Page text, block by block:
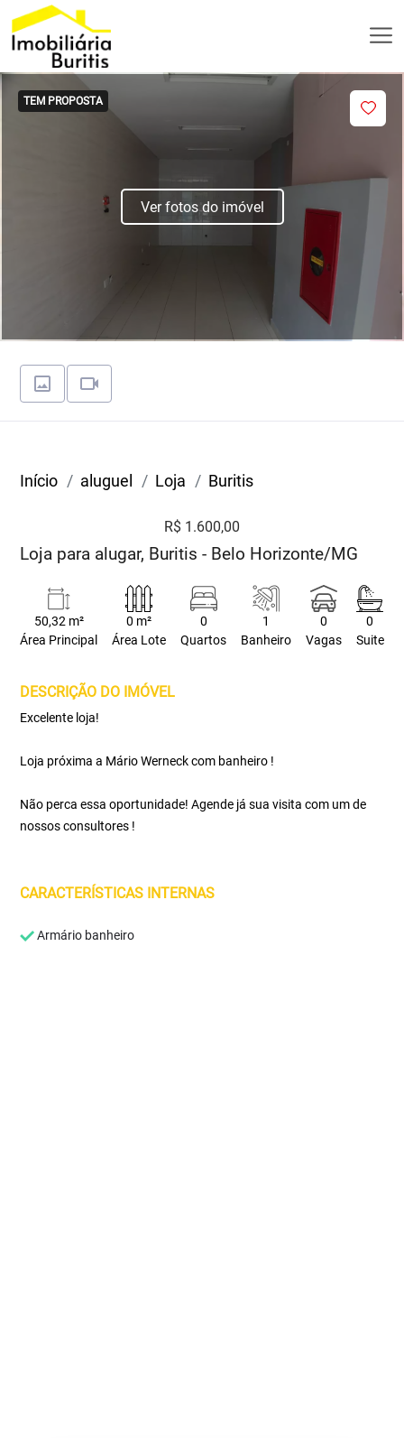
TEM PROPOSTA
Ver fotos do imóvel
Início aluguel Loja Buritis
R$ 1.600,00
Loja para alugar, Buritis - Belo Horizonte/MG
50,32 m²
Área Principal
0 m²
Área Lote
0
Quartos
1
Banheiro
0
Vagas
0
Suite
DESCRIÇÃO DO IMÓVEL
Excelente loja!
Loja próxima a Mário Werneck com banheiro !
Não perca essa oportunidade! Agende já sua visita com um de
nossos consultores !
CARACTERÍSTICAS INTERNAS
Armário banheiro